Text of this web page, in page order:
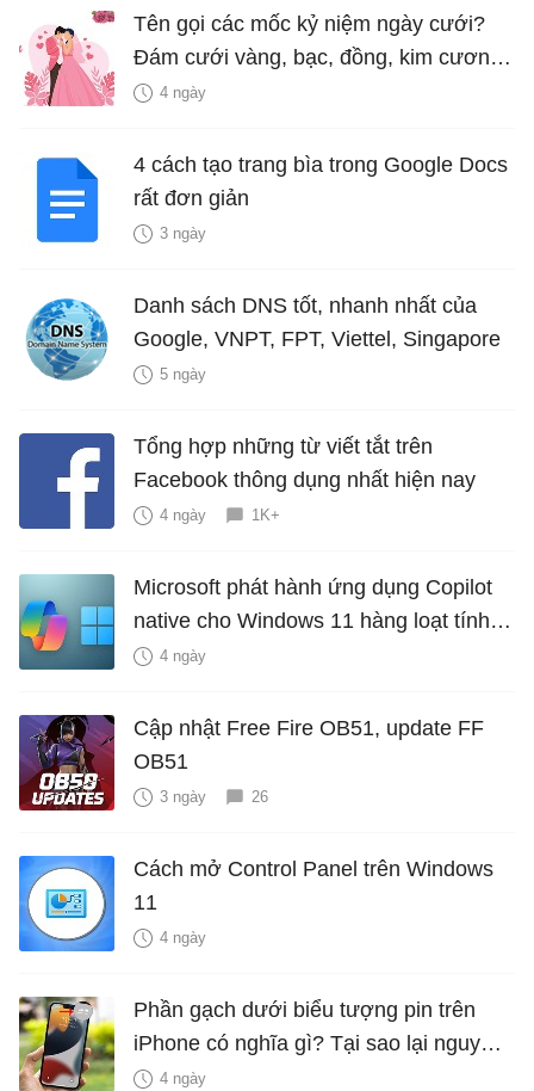
Tên gọi các mốc kỷ niệm ngày cưới?
Đám cưới vàng, bạc, đồng, kim cương
là bao nhiêu năm?
4 ngày
4 cách tạo trang bìa trong Google Docs
rất đơn giản
3 ngày
Danh sách DNS tốt, nhanh nhất của
Google, VNPT, FPT, Viettel, Singapore
5 ngày
Tổng hợp những từ viết tắt trên
Facebook thông dụng nhất hiện nay
4 ngày 1K+
Microsoft phát hành ứng dụng Copilot
native cho Windows 11 hàng loạt tính
năng mới Hữu Ích
4 ngày
Cập nhật Free Fire OB51, update FF
OB51
3 ngày 26
Cách mở Control Panel trên Windows
11
4 ngày
Phần gạch dưới biểu tượng pin trên
iPhone có nghĩa gì? Tại sao lại nguy
hiểm?
4 ngày